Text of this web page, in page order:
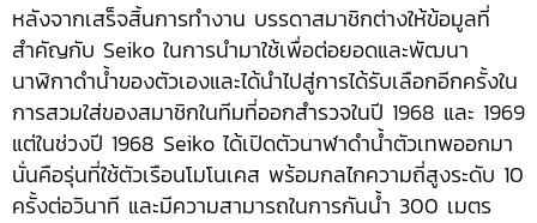
หลังจากเสร็จสิ้นการทำงาน บรรดาสมาชิกต่างให้ข้อมูลที่
สำคัญกับ Seiko ในการนำมาใช้เพื่อต่อยอดและพัฒนา
นาฬิกาดำน้ำของตัวเองและได้นำไปสู่การได้รับเลือกอีกครั้งใน
การสวมใส่ของสมาชิกในทีมที่ออกสำรวจในปี 1968 และ 1969
แต่ในช่วงปี 1968 Seiko ได้เปิดตัวนาฬาดำน้ำตัวเทพออกมา
นั่นคือรุ่นที่ใช้ตัวเรือนโมโนเคส พร้อมกลไกความถี่สูงระดับ 10
ครั้งต่อวินาที และมีความสามารถในการกันน้ำ 300 เมตร